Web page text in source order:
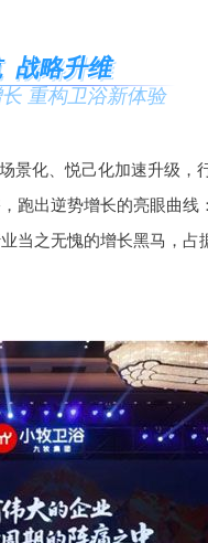
战略升维
重构卫浴新体验
景化、悦己化加速升级，
跑出逆势增长的亮眼曲线
当之无愧的增长黑马，